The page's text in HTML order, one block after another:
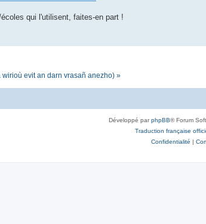
qui l'utilisent, faites-en part !
evit an darn vrasañ anezho) »
Développé parphpBB® Forum
Traduction française
Confidentialité |